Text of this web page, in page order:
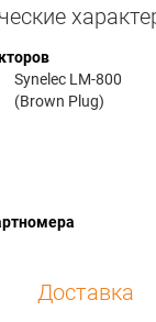
Synelec LM-800
(Brown Plug)
Доставка